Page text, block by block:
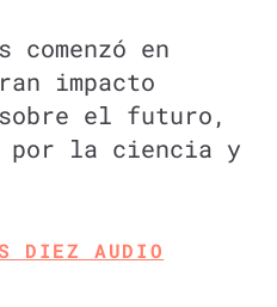
en
impacto
el futuro,
por la ciencia y
DIEZ AUDIO